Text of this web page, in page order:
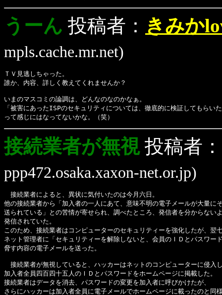
うーん 投稿者： きみか
mpls.cache.mr.net)
ＴＶ見逃しちゃった。
誰か、内容、詳しく教えてくれませんか？
いまのマスコミの論調は、どんなのなのかなぁ。
「被害にあったISPのセキュリティについては、徹底的に検証してもらい
って感じにはなってないかな。（笑）
接続業者が無視投稿者：
ppp472.osaka.xaxon-net.or.jp)
接続業者によると、異状に気付いたのは今月六日。
他の接続業者から「加入者の一人にあて、意味不明の電子メールが大量に
送られている」との苦情が寄せられ、調べたところ、発信者を分からない
発信されていた。
このため、接続業者はコンピューターのセキュリティーを強化したが、翌
ネット管理者に「セキュリティーを解除しないと、会員のＩＤとパスワー
脅す内容の電子メールを送った。
接続業者が無視していると、ハッカーはネットのコンピューターに侵入
加入者全員四百四十五人のＩＤとパスワードをホームページに掲載した。
接続業者はデータを消去、パスワードの変更を加入者に呼びかけたが、
さらにハッカーは加入者全員に電子メールでホームページに載ったのと同